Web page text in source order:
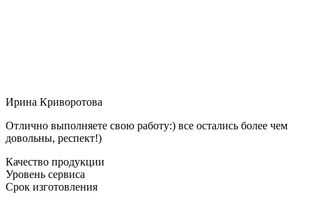
Ирина Криворотова
Отлично выполняете свою работу:) все остались более чем
довольны, респект!)
Качество продукции
Уровень сервиса
Срок изготовления